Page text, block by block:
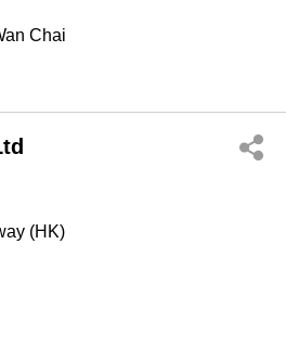
Chai
(HK)